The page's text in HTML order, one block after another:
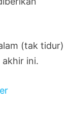
(tak tidur)
ini.